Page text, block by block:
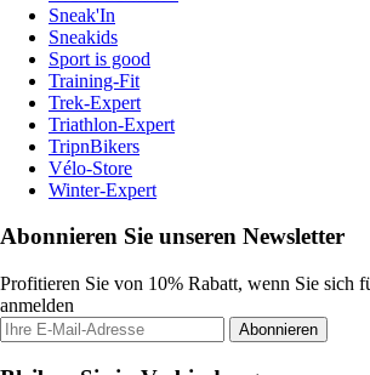
Sneak'In
Sneakids
Sport is good
Training-Fit
Trek-Expert
Triathlon-Expert
TripnBikers
Vélo-Store
Winter-Expert
Abonnieren Sie unseren Newsletter
Profitieren Sie von 10% Rabatt, wenn Sie sich
anmelden
Abonnieren